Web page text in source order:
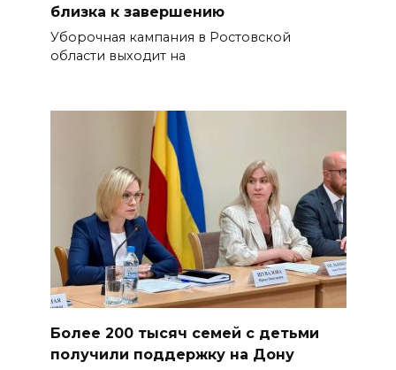
близка к завершению
Уборочная кампания в Ростовской
области выходит на
Более 200 тысяч семей с детьми
получили поддержку на Дону